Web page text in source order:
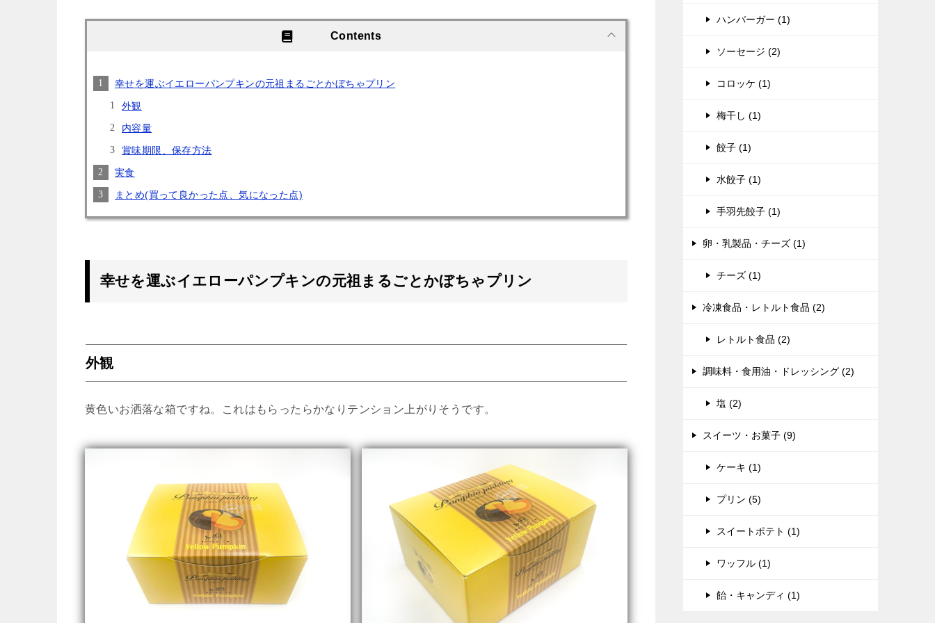
幸せを運ぶイエローパンプキンの元祖まるごとかぼちゃプリン
外観
内容量
賞味期限、保存方法
実食
まとめ(買って良かった点、気になった点)
幸せを運ぶイエローパンプキンの元祖まるごとかぼちゃプリン
外観
黄色いお洒落な箱ですね。これはもらったらかなりテンション上がりそうです。
ハンバーガー (1)
ソーセージ (2)
コロッケ (1)
梅干し (1)
餃子 (1)
水餃子 (1)
手羽先餃子 (1)
卵・乳製品・チーズ (1)
チーズ (1)
冷凍食品・レトルト食品 (2)
レトルト食品 (2)
調味料・食用油・ドレッシング (2)
塩 (2)
スイーツ・お菓子 (9)
ケーキ (1)
プリン (5)
スイートポテト (1)
ワッフル (1)
飴・キャンディ (1)